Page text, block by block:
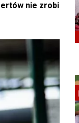
nie zrobi